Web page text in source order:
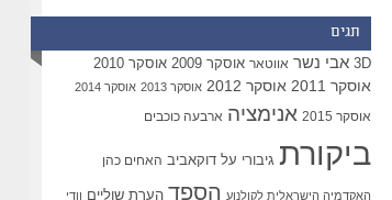
תגים
3D אבי נשר אווטאר אוסקר 2009 אוסקר 2010
אוסקר 2011 אוסקר 2012 אוסקר 2013 אוסקר 2014
אוסקר 2015 אנימציה ארבעה כוכבים
ביקורת גיבורי על דוקאביב האחים כהן
האקדמיה הישראלית לקולנוע הספד הערת שוליים וודי